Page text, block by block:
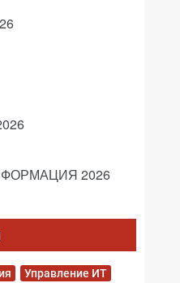
2026
Управление ИТ